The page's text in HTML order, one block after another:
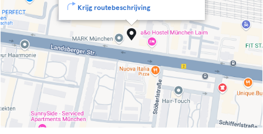
Krijg routebeschrijving